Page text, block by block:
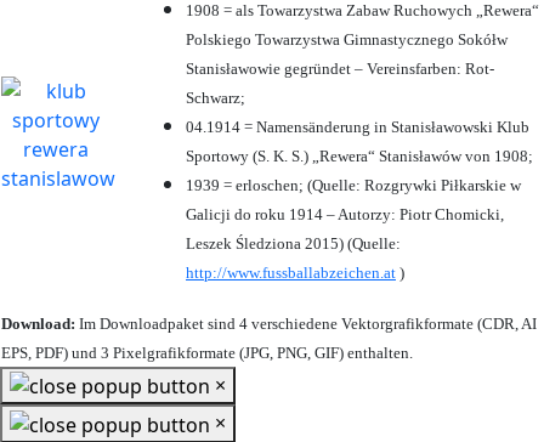
1908 = als Towarzystwa Zabaw Ruchowych „Rewera“
Polskiego Towarzystwa Gimnastycznego Sokółw
Stanisławowie gegründet – Vereinsfarben: Rot-
Schwarz;
04.1914 = Namensänderung in Stanisławowski Klub
Sportowy (S. K. S.) „Rewera“ Stanisławów von 1908;
1939 = erloschen; (Quelle: Rozgrywki Piłkarskie w
Galicji do roku 1914 – Autorzy: Piotr Chomicki,
Leszek Śledziona 2015) (Quelle:
http://www.fussballabzeichen.at )
Download: Im Downloadpaket sind 4 verschiedene Vektorgrafikformate (CDR, AI
EPS, PDF) und 3 Pixelgrafikformate (JPG, PNG, GIF) enthalten.
×
×